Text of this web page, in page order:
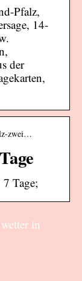
Pfalz,
14-
der
zwei…
Tage;
in